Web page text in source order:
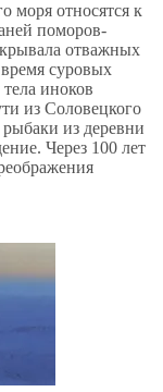
моря относятся к
поморов-
отважных
суровых
иноков
из Соловецкого
из деревни
Через 100 лет